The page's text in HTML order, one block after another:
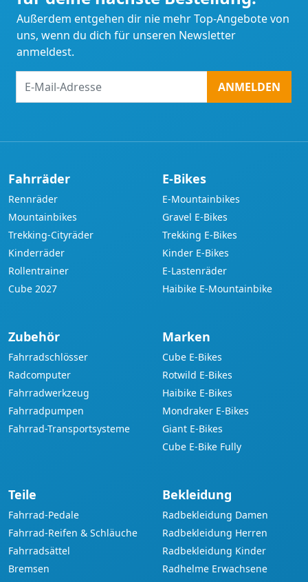
Außerdem entgehen dir nie mehr Top-Angebote von
uns, wenn du dich für unseren Newsletter
anmeldest.
Mail-
ANMELDEN
Fahrräder
Rennräder
Mountainbikes
Trekking-Cityräder
Kinderräder
Rollentrainer
Cube 2027
E-Bikes
E-Mountainbikes
Gravel E-Bikes
Trekking E-Bikes
Kinder E-Bikes
E-Lastenräder
Haibike E-Mountainbike
Zubehör
Fahrradschlösser
Radcomputer
Fahrradwerkzeug
Fahrradpumpen
Fahrrad-Transportsysteme
Marken
Cube E-Bikes
Rotwild E-Bikes
Haibike E-Bikes
Mondraker E-Bikes
Giant E-Bikes
Cube E-Bike Fully
Teile
Fahrrad-Pedale
Fahrrad-Reifen & Schläuche
Fahrradsättel
Bremsen
Bekleidung
Radbekleidung Damen
Radbekleidung Herren
Radbekleidung Kinder
Radhelme Erwachsene